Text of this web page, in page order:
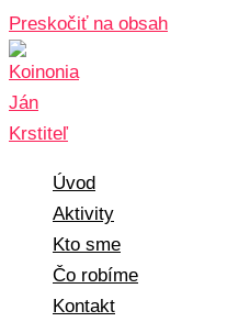
Preskočiť na obsah
Úvod
Aktivity
Kto sme
Čo robíme
Kontakt